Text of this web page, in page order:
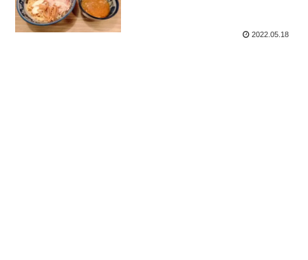
2022.05.18